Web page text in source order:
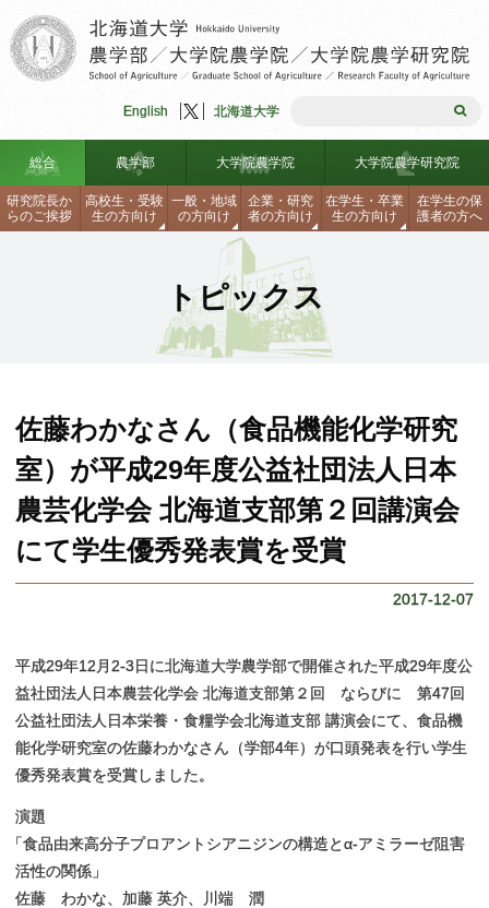
English 北海道大学
総合 農学部 大学院農学院 大学院農学研究院
研究院長か
らのご挨拶
高校生 ・ 受験
生の方向け
一般 ・地域
の方向け
企業 ・研究
者の方向け
在学生 ・卒業
生の方向け
在学生の保
護者の方へ
大学院入試
見学・説明会・資料請求・刊行
研究院長からのご挨拶
学生生活支援 海外留学制度
免許・資格 研究生・聴講生・科目等履修生
学部、大学院データテーブル 教員一覧
お問合せ・アクセス
理念・組織図
大学院入試
研究生・聴講生・科目等履修生 連携協定
物
学部、大学院データテーブル 教員一覧
農学部とゆかりのある団体 お問合せ・アクセス
採用情報（教員以外）
沿革
教員一覧
学部、大学院データテーブル
ズ集
教員公募情報 お問合せ・アクセス
アグリサイエンス研究開発室
海外留学制度
農学部安全ハンドブック 研究生・聴講生・科目等履修生
各種手続き、証明書の請求方法 関連センター・施設・リンク
お問合せ・アクセス
トピックス
佐藤わかなさん（食品機能化学研究
室）が平成29年度公益社団法人日本
農芸化学会 北海道支部第２回講演会
にて学生優秀発表賞を受賞
2017-12-07
平成29年12月2-3日に北海道大学農学部で開催された平成29年度公
益社団法人日本農芸化学会 北海道支部第２回 ならびに 第47回
公益社団法人日本栄養・食糧学会北海道支部 講演会にて、食品機
能化学研究室の佐藤わかなさん（学部4年）が口頭発表を行い学生
優秀発表賞を受賞しました。
演題
「食品由来高分子プロアントシアニジンの構造とα-アミラーゼ阻害
活性の関係」
佐藤 わかな、加藤 英介、川端 潤